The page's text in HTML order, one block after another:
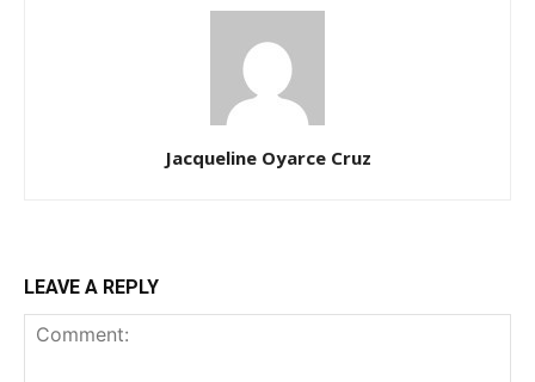
Jacqueline Oyarce Cruz
LEAVE A REPLY